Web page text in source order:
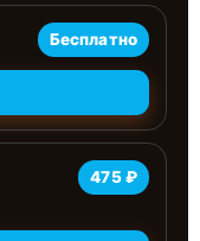
Бесплатно
475 ₽